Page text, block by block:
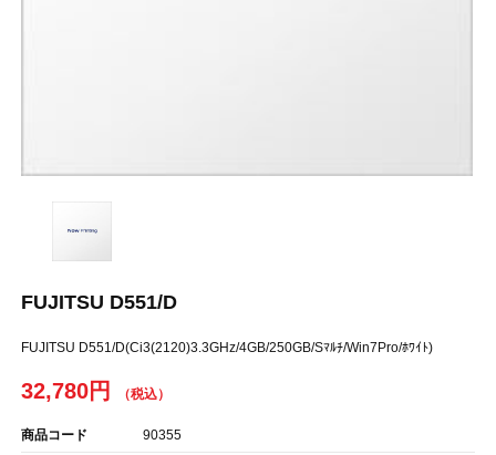
FUJITSU D551/D
FUJITSU D551/D(Ci3(2120)3.3GHz/4GB/250GB/Sﾏﾙﾁ/Win7Pro/ﾎﾜｲﾄ)
32,780円
商品コード 90355